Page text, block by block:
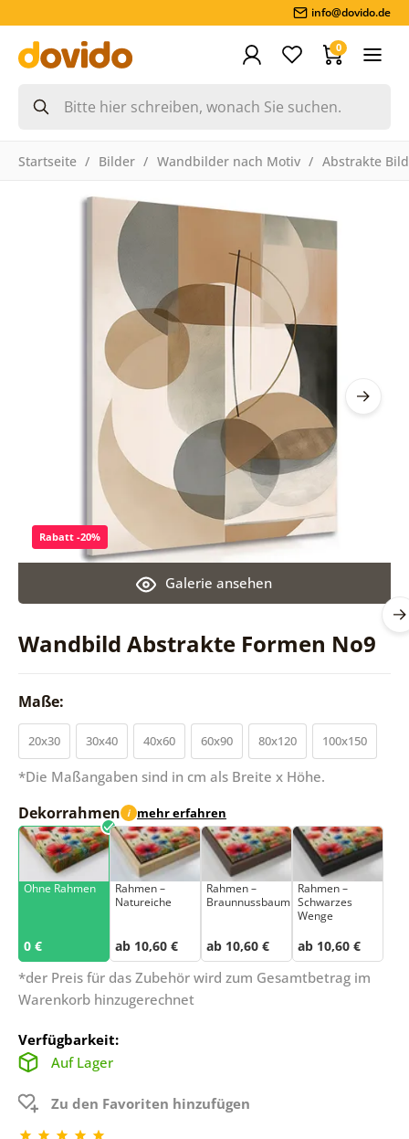
info@dovido.de
0
Startseite Bilder Wandbilder nach Motiv Abstrakte
Wandbild Abstrakte Formen No9
Galerie ansehen
Rabatt -20%
Maße:
20x30 30x40 40x60 60x90 80x120 100x150
*Die Maßangaben sind in cm als Breite x Höhe.
Dekorrahmen i mehr erfahren
Ohne Rahmen
0 €
Rahmen –
Natureiche
ab 10,60 €
Rahmen –
Braunnussbaum
ab 10,60 €
Rahmen –
Schwarzes
Wenge
ab 10,60 €
*der Preis für das Zubehör wird zum Gesamtbetrag im
Warenkorb hinzugerechnet
Verfügbarkeit:
Auf Lager
Zu den Favoriten hinzufügen